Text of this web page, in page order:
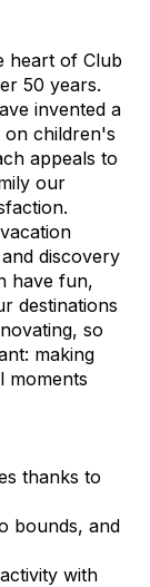
heart of Club
50 years.
invented a
on children's
appeals to
our
discovery
have fun,
destinations
so
making
moments
thanks to
bounds, and
with